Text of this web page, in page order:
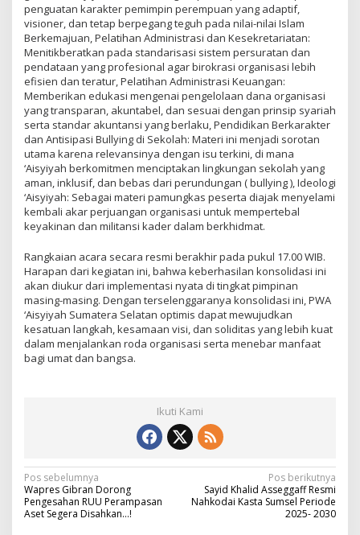
penguatan karakter pemimpin perempuan yang adaptif,
visioner, dan tetap berpegang teguh pada nilai-nilai Islam
Berkemajuan, Pelatihan Administrasi dan Kesekretariatan:
Menitikberatkan pada standarisasi sistem persuratan dan
pendataan yang profesional agar birokrasi organisasi lebih
efisien dan teratur, Pelatihan Administrasi Keuangan:
Memberikan edukasi mengenai pengelolaan dana organisasi
yang transparan, akuntabel, dan sesuai dengan prinsip syariah
serta standar akuntansi yang berlaku, Pendidikan Berkarakter
dan Antisipasi Bullying di Sekolah: Materi ini menjadi sorotan
utama karena relevansinya dengan isu terkini, di mana
‘Aisyiyah berkomitmen menciptakan lingkungan sekolah yang
aman, inklusif, dan bebas dari perundungan ( bullying ), Ideologi
‘Aisyiyah: Sebagai materi pamungkas peserta diajak menyelami
kembali akar perjuangan organisasi untuk mempertebal
keyakinan dan militansi kader dalam berkhidmat.
Rangkaian acara secara resmi berakhir pada pukul 17.00 WIB.
Harapan dari kegiatan ini, bahwa keberhasilan konsolidasi ini
akan diukur dari implementasi nyata di tingkat pimpinan
masing-masing. Dengan terselenggaranya konsolidasi ini, PWA
‘Aisyiyah Sumatera Selatan optimis dapat mewujudkan
kesatuan langkah, kesamaan visi, dan soliditas yang lebih kuat
dalam menjalankan roda organisasi serta menebar manfaat
bagi umat dan bangsa.
Ikuti Kami
N
a
Pos sebelumnya
Wapres Gibran Dorong
Pengesahan RUU Perampasan
Aset Segera Disahkan…!
Pos berikutnya
Sayid Khalid Asseggaff Resmi
Nahkodai Kasta Sumsel Periode
2025- 2030